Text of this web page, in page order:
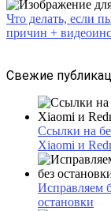
Что делать, если
причин +
Свежие
Ссылки на
Xiaomi и
Исправляем
остановки